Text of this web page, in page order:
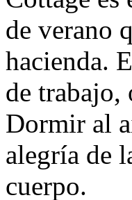
de verano
hacienda.
de trabajo,
Dormir al
alegría de
cuerpo.